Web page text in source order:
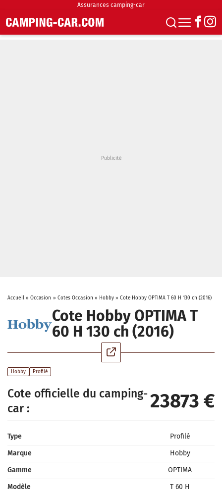
Assurances camping-car
Accueil» Occasion » Cotes Occasion » Hobby »Cote Hobby OPTIMA T 60 H 130 ch (2016)
Cote Hobby OPTIMA T
60 H 130 ch (2016)
Hobby Profilé
Cote officielle du camping-
car :
23873 €
Type
Profilé
Marque
Hobby
Gamme
OPTIMA
Modèle
T 60 H